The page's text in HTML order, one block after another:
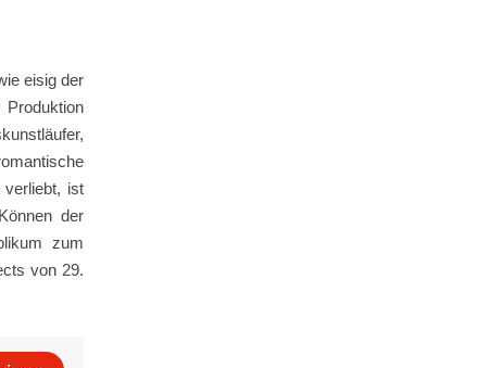
eisig der
verliebt, ist
der
zum
von 29.